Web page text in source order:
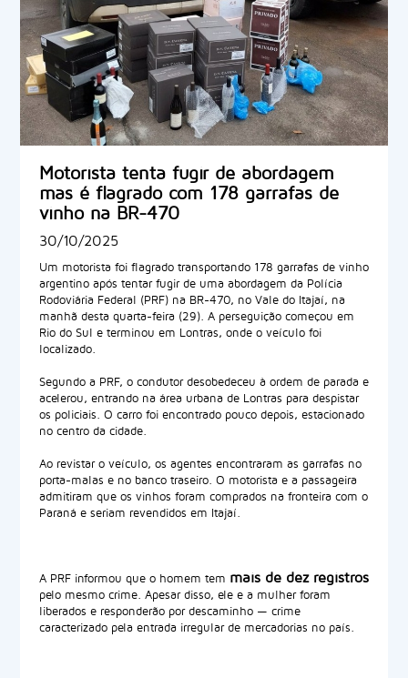
Motorista tenta fugir de abordagem
mas é flagrado com 178 garrafas de
vinho na BR-470
30/10/2025
Um motorista foi flagrado transportando 178 garrafas de vinho
argentino após tentar fugir de uma abordagem da Polícia
Rodoviária Federal (PRF) na BR-470, no Vale do Itajaí, na
manhã desta quarta-feira (29). A perseguição começou em
Rio do Sul e terminou em Lontras, onde o veículo foi
localizado.
Segundo a PRF, o condutor desobedeceu à ordem de parada e
acelerou, entrando na área urbana de Lontras para despistar
os policiais. O carro foi encontrado pouco depois, estacionado
no centro da cidade.
Ao revistar o veículo, os agentes encontraram as garrafas no
porta-malas e no banco traseiro. O motorista e a passageira
admitiram que os vinhos foram comprados na fronteira com o
Paraná e seriam revendidos em Itajaí.
A PRF informou que o homem tem mais de dez registros
pelo mesmo crime. Apesar disso, ele e a mulher foram
liberados e responderão por descaminho — crime
caracterizado pela entrada irregular de mercadorias no país.